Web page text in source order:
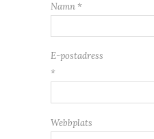
Namn *
E-postadress
*
Webbplats